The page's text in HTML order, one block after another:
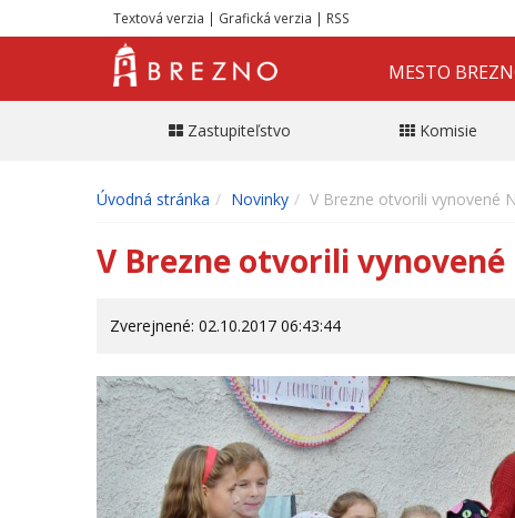
Textová verzia | Grafická verzia | RSS
MESTO
Zastupiteľstvo Komisie
Úvodná stránka Novinky V Brezne otvorili vynovené
V Brezne otvorili
Zverejnené: 02.10.2017 06:43:44